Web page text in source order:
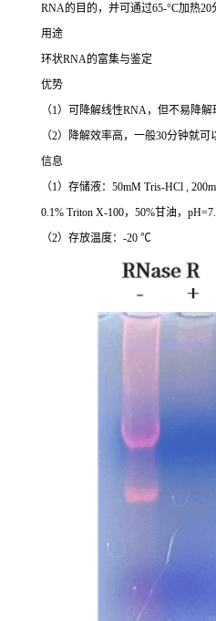
RNA的目的，并可通过65-°C加热20
用途
环状RNA的富集与鉴定
优势
（1）可降解线性RNA，但不易降
（2）降解效率高，一般30分钟就
信息
（1）存储液：50mM Tris-HCl ,
0.1% Triton X-100，50%甘油，
（2）存放温度：-20 ℃